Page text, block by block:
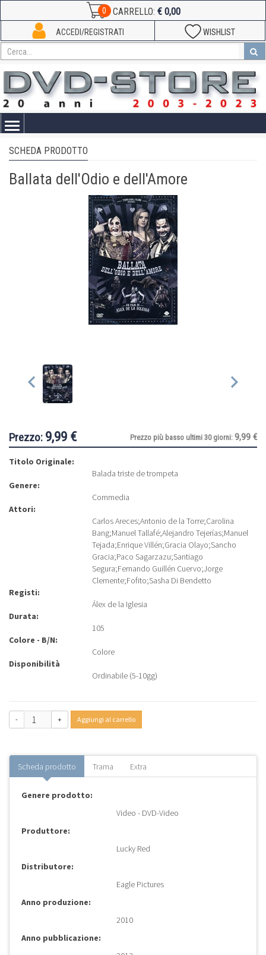
0 CARRELLO: € 0,00
WISHLIST
ACCEDI/REGISTRATI
Toggle
SCHEDA PRODOTTO
Ballata dell'Odio e dell'Amore
Prezzo: 9,99 € Prezzo più basso ultimi 30 giorni: 9,99 €
Titolo Originale:
Balada triste de trompeta
Genere:
Commedia
Attori:
Carlos Areces;Antonio de la Torre;Carolina
Bang;Manuel Tallafé;Alejandro Tejerías;Manuel
Tejada;Enrique Villén;Gracia Olayo;Sancho
Gracia;Paco Sagarzazu;Santiago
Segura;Fernando Guillén Cuervo;Jorge
Clemente;Fofito;Sasha Di Bendetto
Registi:
Álex de la Iglesia
Durata:
105
Colore - B/N:
Colore
Disponibilità
Ordinabile (5-10gg)
- + Aggiungi al carrello
Scheda prodotto Trama Extra
Genere prodotto:
Video - DVD-Video
Produttore:
Lucky Red
Distributore:
Eagle Pictures
Anno produzione:
2010
Anno pubblicazione: